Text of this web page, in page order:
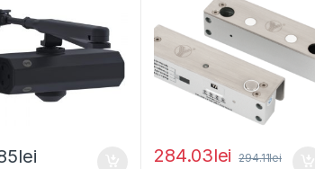
lei 284.03lei 294.11lei